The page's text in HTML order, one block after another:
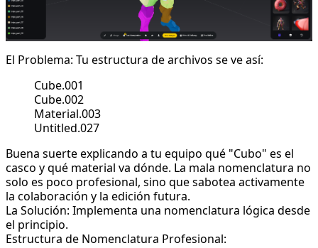
El Problema: Tu estructura de archivos se ve así:
Cube.001
Cube.002
Material.003
Untitled.027
Buena suerte explicando a tu equipo qué "Cubo" es el
casco y qué material va dónde. La mala nomenclatura no
solo es poco profesional, sino que sabotea activamente
la colaboración y la edición futura.
La Solución: Implementa una nomenclatura lógica desde
el principio.
Estructura de Nomenclatura Profesional: